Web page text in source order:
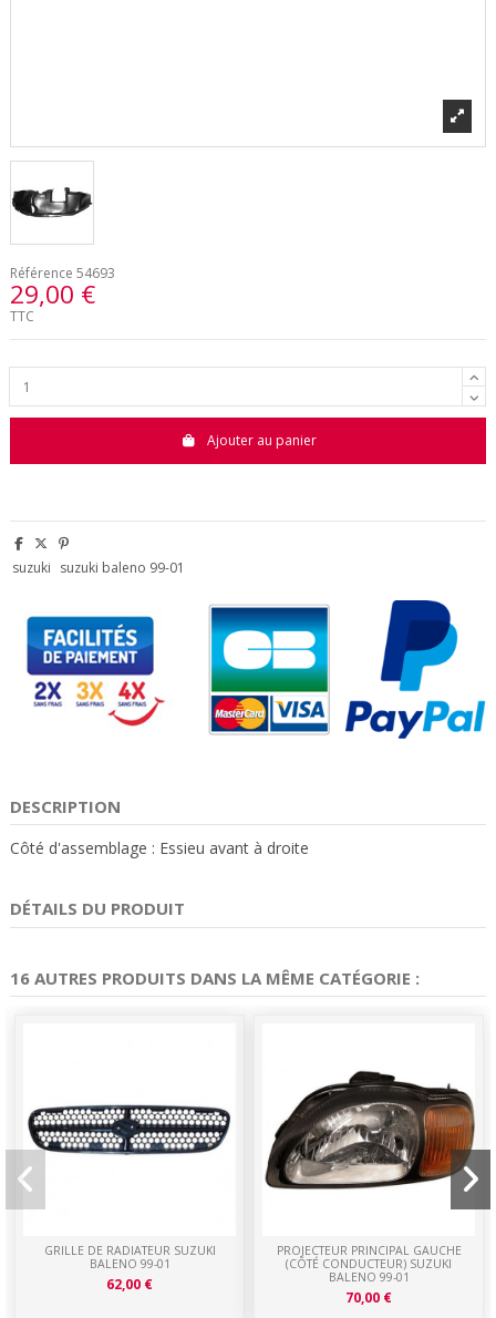
Référence 54693
29,00 €
TTC
Ajouter au panier
suzuki suzuki baleno 99-01
DESCRIPTION
Côté d'assemblage : Essieu avant à droite
DÉTAILS DU PRODUIT
16 AUTRES PRODUITS DANS LA MÊME CATÉGORIE :
GRILLE DE RADIATEUR SUZUKI
BALENO 99-01
62,00 €
PROJECTEUR PRINCIPAL GAUCHE
(CÔTÉ CONDUCTEUR) SUZUKI
BALENO 99-01
70,00 €